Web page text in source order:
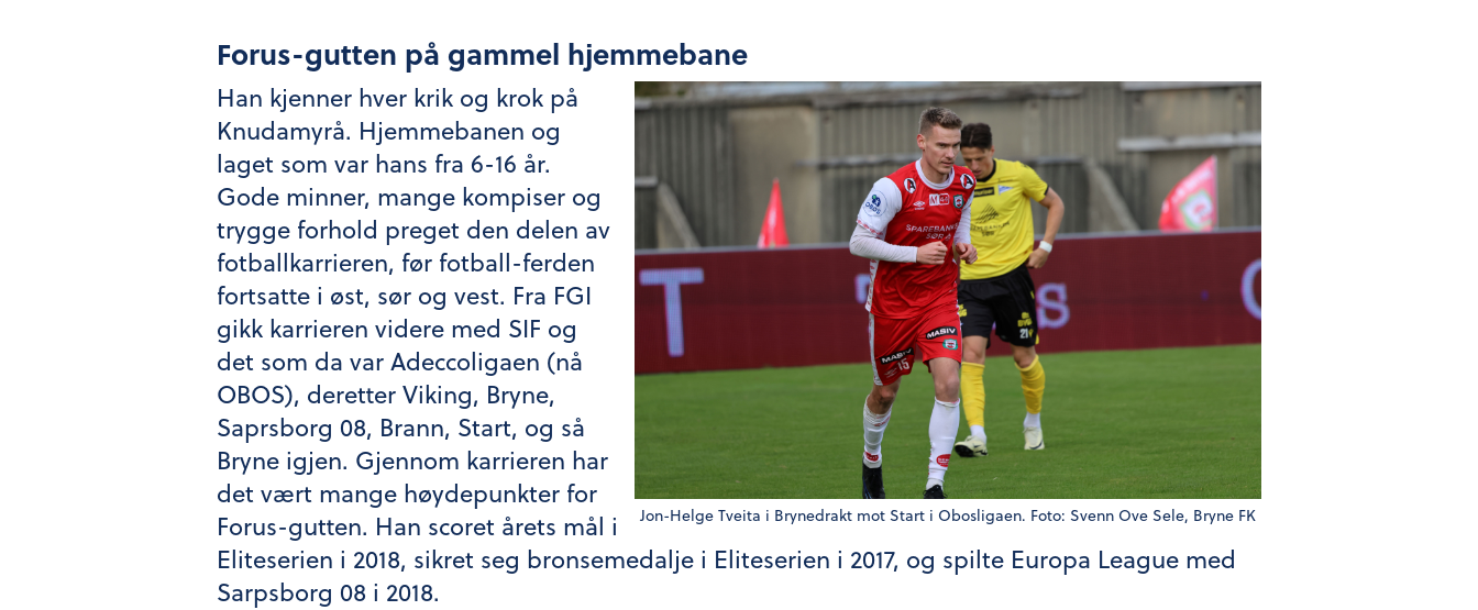
Forus-gutten på gammel hjemmebane
Jon-Helge Tveita i Brynedrakt mot Start i Obosligaen. Foto: Svenn Ove Sele, Bryne FK
Han kjenner hver krik og krok på
Knudamyrå. Hjemmebanen og
laget som var hans fra 6-16 år.
Gode minner, mange kompiser og
trygge forhold preget den delen av
fotballkarrieren, før fotball-ferden
fortsatte i øst, sør og vest. Fra FGI
gikk karrieren videre med SIF og
det som da var Adeccoligaen (nå
OBOS), deretter Viking, Bryne,
Saprsborg 08, Brann, Start, og så
Bryne igjen. Gjennom karrieren har
det vært mange høydepunkter for
Forus-gutten. Han scoret årets mål i
Eliteserien i 2018, sikret seg bronsemedalje i Eliteserien i 2017, og spilte Europa League med
Sarpsborg 08 i 2018.